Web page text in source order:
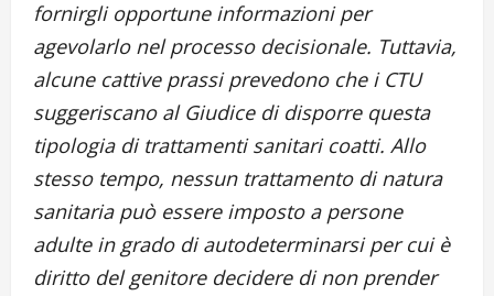
fornirgli opportune informazioni per
agevolarlo nel processo decisionale. Tuttavia,
alcune cattive prassi prevedono che i CTU
suggeriscano al Giudice di disporre questa
tipologia di trattamenti sanitari coatti. Allo
stesso tempo, nessun trattamento di natura
sanitaria può essere imposto a persone
adulte in grado di autodeterminarsi per cui è
diritto del genitore decidere di non prender